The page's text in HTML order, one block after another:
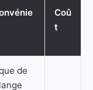
Coû
t
de